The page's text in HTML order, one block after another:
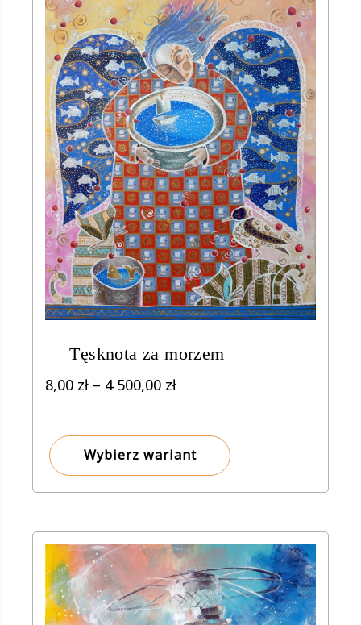
Tęsknota za morzem
8,00 zł – 4 500,00 złZakres
8,00 zł
do
Wybierz wariant